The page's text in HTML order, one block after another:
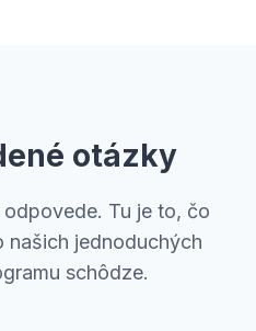
otázky
Tu je to, čo
našich jednoduchých
schôdze.